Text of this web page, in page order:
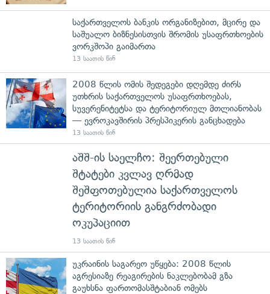
საქართველოს ბანკის ორგანიზებით, მცირე და
საშუალო ბიზნესისთვის შრომის უსაფრთხოების
ვორკშოპი გაიმართა
13 საათის წინ
2008 წლის ომის შედეგები დღემდე ძირს
უთხრის საქართველოს უსაფრთხოებას,
სუვერენიტეტსა და ტერიტორიულ მთლიანობას
— ევროკავშირის პრესპიკერის განცხადება
13 საათის წინ
აშშ-ის საელჩო: შეერთებული
შტატები კვლავ ღრმად
შეშფოთებულია საქართველოს
ტერიტორიის განგრძობადი
ოკუპაციით
13 საათის წინ
უკრაინის საგარეო უწყება: 2008 წლის
აგრესიაზე რეაგირების ნაკლებობამ გზა
გაუხსნა ფართომასშტაბიან ომებს